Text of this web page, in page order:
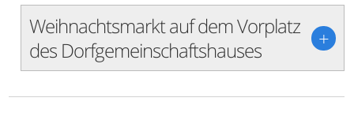
Weihnachtsmarkt auf dem Vorplatz
des Dorfgemeinschaftshauses
+